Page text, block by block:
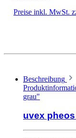
Preise inkl. MwSt.
Beschreibung
grau"
uvex